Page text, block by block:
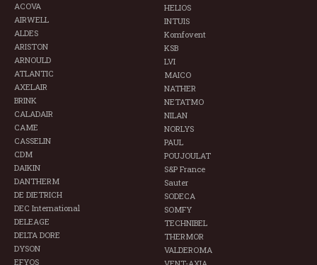
ACOVA
AIRWELL
ALDES
ARISTON
ARNOULD
ATLANTIC
AXELAIR
BRINK
CALADAIR
CAME
CASSELIN
CDM
DAIKIN
DANTHERM
DE DIETRICH
DEC International
DELEAGE
DELTA DORE
DYSON
EFYOS
HELIOS
INTUIS
Komfovent
KSB
LVI
MAICO
NATHER
NETATMO
NILAN
NORLYS
PAUL
POUJOULAT
S&P France
Sauter
SODECA
SOMFY
TECHNIBEL
THERMOR
VALDEROMA